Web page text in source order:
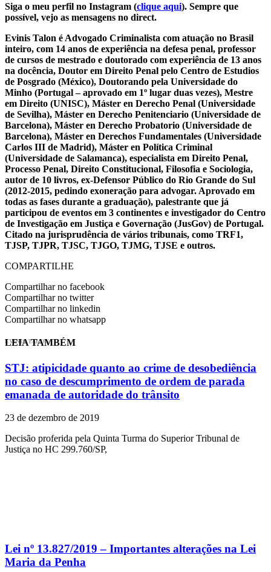
Siga o meu perfil no Instagram (clique aqui). Sempre que
possível, vejo as mensagens no direct.
Evinis Talon é Advogado Criminalista com atuação no Brasil
inteiro, com 14 anos de experiência na defesa penal, professor
de cursos de mestrado e doutorado com experiência de 13 anos
na docência, Doutor em Direito Penal pelo Centro de Estudios
de Posgrado (México), Doutorando pela Universidade do
Minho (Portugal – aprovado em 1º lugar duas vezes), Mestre
em Direito (UNISC), Máster en Derecho Penal (Universidade
de Sevilha), Máster en Derecho Penitenciario (Universidade de
Barcelona), Máster en Derecho Probatorio (Universidade de
Barcelona), Máster en Derechos Fundamentales (Universidade
Carlos III de Madrid), Máster en Política Criminal
(Universidade de Salamanca), especialista em Direito Penal,
Processo Penal, Direito Constitucional, Filosofia e Sociologia,
autor de 10 livros, ex-Defensor Público do Rio Grande do Sul
(2012-2015, pedindo exoneração para advogar. Aprovado em
todas as fases durante a graduação), palestrante que já
participou de eventos em 3 continentes e investigador do Centro
de Investigação em Justiça e Governação (JusGov) de Portugal.
Citado na jurisprudência de vários tribunais, como TRF1,
TJSP, TJPR, TJSC, TJGO, TJMG, TJSE e outros.
COMPARTILHE
Compartilhar no facebook
Compartilhar no twitter
Compartilhar no linkedin
Compartilhar no whatsapp
EVINIS TALON
LEIA TAMBÉM
STJ: atipicidade quanto ao crime de desobediência
no caso de descumprimento de ordem de parada
emanada de autoridade do trânsito
23 de dezembro de 2019
Decisão proferida pela Quinta Turma do Superior Tribunal de
Justiça no HC 299.760/SP,
Lei nº 13.827/2019 – Importantes alterações na Lei
Maria da Penha